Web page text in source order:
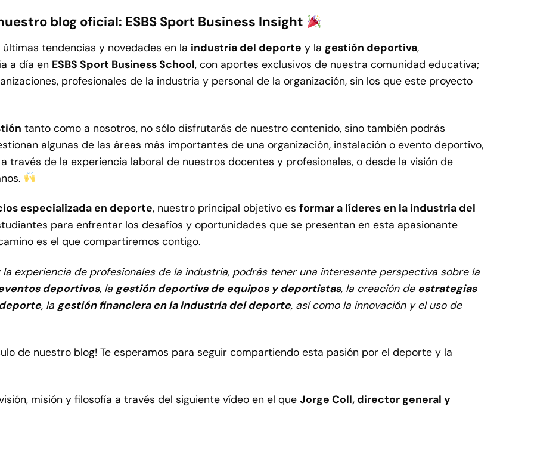
blog oficial: ESBS Sport Business Insight
tendencias y novedades en la industria del deporte y la gestión deportiva,
a día en ESBS Sport Business School, con aportes exclusivos de nuestra comunidad educativa;
profesionales de la industria y personal de la organización, sin los que este proyecto
tanto como a nosotros, no sólo disfrutarás de nuestro contenido, sino también podrás
algunas de las áreas más importantes de una organización, instalación o evento deportivo,
través de la experiencia laboral de nuestros docentes y profesionales, o desde la visión de
especializada en deporte, nuestro principal objetivo es formar a líderes en la industria del
para enfrentar los desafíos y oportunidades que se presentan en esta apasionante
es el que compartiremos contigo.
experiencia de profesionales de la industria, podrás tener una interesante perspectiva sobre la
deportivos, la gestión deportiva de equipos y deportistas, la creación de estrategias
, la gestión financiera en la industria del deporte, así como la innovación y el uso de
de nuestro blog! Te esperamos para seguir compartiendo esta pasión por el deporte y la
misión y filosofía a través del siguiente vídeo en el que Jorge Coll, director general y